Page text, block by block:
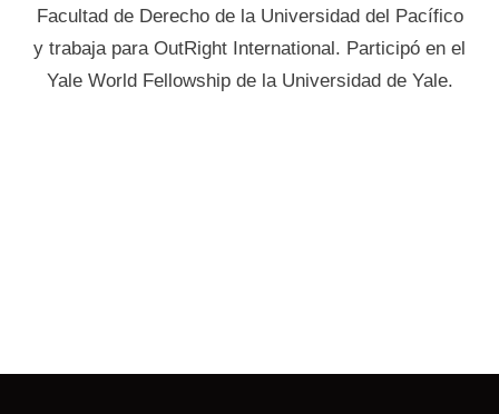
Facultad de Derecho de la Universidad del Pacífico
y trabaja para OutRight International. Participó en el
Yale World Fellowship de la Universidad de Yale.